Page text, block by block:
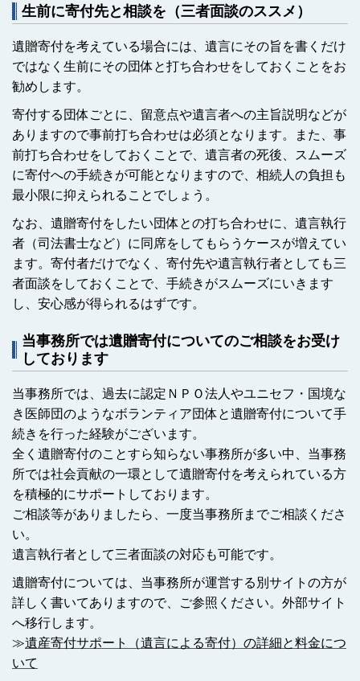
生前に寄付先と相談を（三者面談のススメ）
遺贈寄付を考えている場合には、遺言にその旨を書くだけ
ではなく生前にその団体と打ち合わせをしておくことをお
勧めします。
寄付する団体ごとに、留意点や遺言者への主旨説明などが
ありますので事前打ち合わせは必須となります。また、事
前打ち合わせをしておくことで、遺言者の死後、スムーズ
に寄付への手続きが可能となりますので、相続人の負担も
最小限に抑えられることでしょう。
なお、遺贈寄付をしたい団体との打ち合わせに、遺言執行
者（司法書士など）に同席をしてもらうケースが増えてい
ます。寄付者だけでなく、寄付先や遺言執行者としても三
者面談をしておくことで、手続きがスムーズにいきます
し、安心感が得られるはずです。
当事務所では遺贈寄付についてのご相談をお受け
しております
当事務所では、過去に認定ＮＰＯ法人やユニセフ・国境な
き医師団のようなボランティア団体と遺贈寄付について手
続きを行った経験がございます。
全く遺贈寄付のことすら知らない事務所が多い中、当事務
所では社会貢献の一環として遺贈寄付を考えられている方
を積極的にサポートしております。
ご相談等がありましたら、一度当事務所までご相談くださ
い。
遺言執行者として三者面談の対応も可能です。
遺贈寄付については、当事務所が運営する別サイトの方が
詳しく書いてありますので、ご参照ください。外部サイト
へ移行します。
≫遺産寄付サポート（遺言による寄付）の詳細と料金につ
いて